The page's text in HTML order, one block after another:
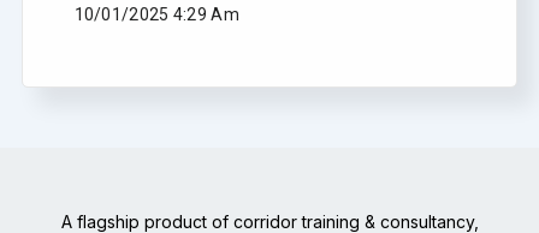
10/01/2025 4:29 Am
A flagship product of corridor training & consultancy,